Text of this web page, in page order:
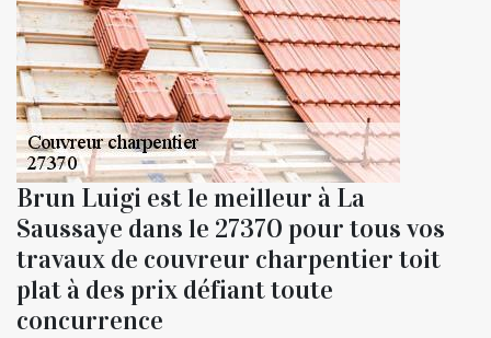
Brun Luigi est le meilleur à La
Saussaye dans le 27370 pour tous vos
travaux de couvreur charpentier toit
plat à des prix défiant toute
concurrence